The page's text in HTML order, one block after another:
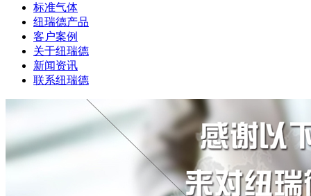
标准气体
纽瑞德产品
客户案例
关于纽瑞德
新闻资讯
联系纽瑞德